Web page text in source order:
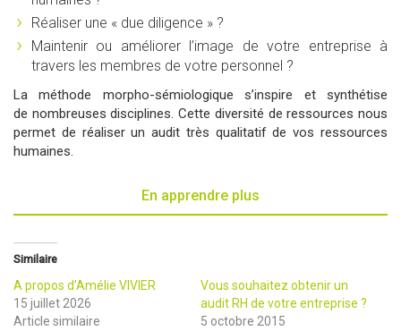
Réaliser une « due diligence » ?
Maintenir ou améliorer l’image de votre entreprise à
travers les membres de votre personnel ?
La méthode morpho-sémiologique s’inspire et synthétise
de nombreuses disciplines. Cette diversité de ressources nous
permet de réaliser un audit très qualitatif de vos ressources
humaines.
En apprendre plus
Similaire
A propos d’Amélie VIVIER
15 juillet 2026
Article similaire
Vous souhaitez obtenir un
audit RH de votre entreprise ?
5 octobre 2015